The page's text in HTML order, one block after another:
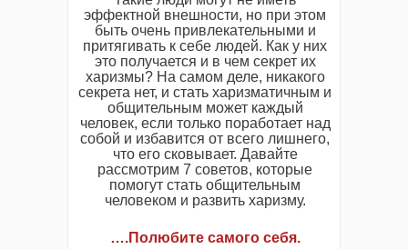
эффектной внешности, но при этом
быть очень привлекательными и
притягивать к себе людей. Как у них
это получается и в чем секрет их
харизмы? На самом деле, никакого
секрета нет, и стать харизматичным и
общительным может каждый
человек, если только поработает над
собой и избавится от всего лишнего,
что его сковывает. Давайте
рассмотрим 7 советов, которые
помогут стать общительным
человеком и развить харизму.
….Полюбите самого себя.